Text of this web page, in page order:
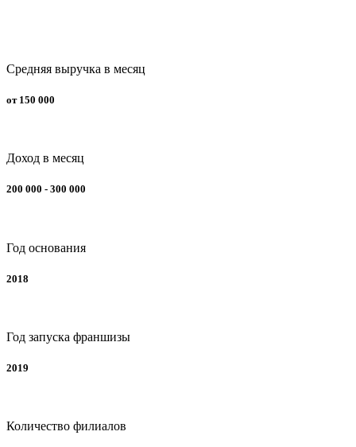
Средняя выручка в месяц
от 150 000
Доход в месяц
200 000 - 300 000
Год основания
2018
Год запуска франшизы
2019
Количество филиалов